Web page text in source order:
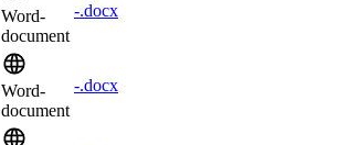
Word-
document
-.docx
Word-
document
-.docx